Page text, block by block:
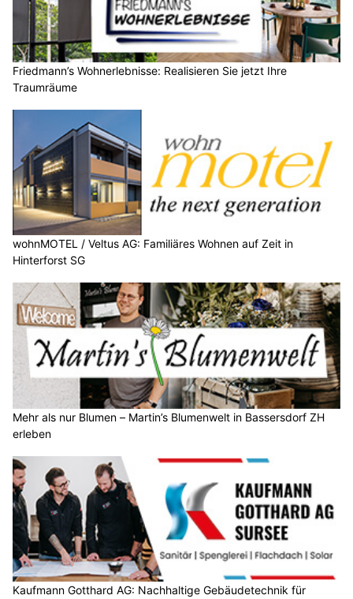
Friedmann’s Wohnerlebnisse: Realisieren Sie jetzt Ihre
Traumräume
wohnMOTEL / Veltus AG: Familiäres Wohnen auf Zeit in
Hinterforst SG
Mehr als nur Blumen – Martin’s Blumenwelt in Bassersdorf ZH
erleben
Kaufmann Gotthard AG: Nachhaltige Gebäudetechnik für